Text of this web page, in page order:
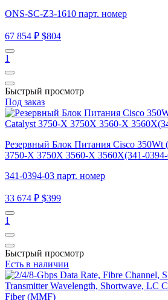
ONS-SC-Z3-1610 парт. номер
67 854 ₽ $804
1
Быстрый просмотр
Под заказ
Резервный Блок Питания Cisco 350Wt
3750-X 3750X 3560-X 3560X(341-
341-0394-03 парт. номер
33 674 ₽ $399
1
Быстрый просмотр
Есть в наличии